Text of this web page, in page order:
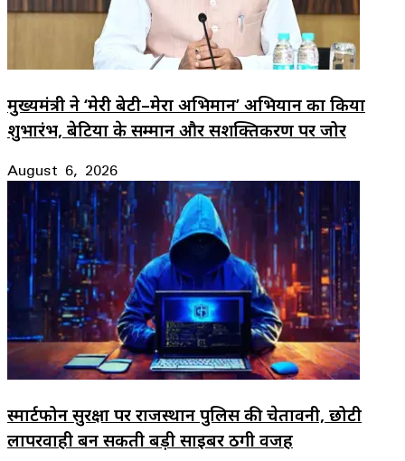
मुख्यमंत्री ने ‘मेरी बेटी–मेरा अभिमान’ अभियान का किया
शुभारंभ, बेटियों के सम्मान और सशक्तिकरण पर जोर
August 6, 2026
स्मार्टफोन सुरक्षा पर राजस्थान पुलिस की चेतावनी, छोटी
लापरवाही बन सकती बड़ी साइबर ठगी वजह